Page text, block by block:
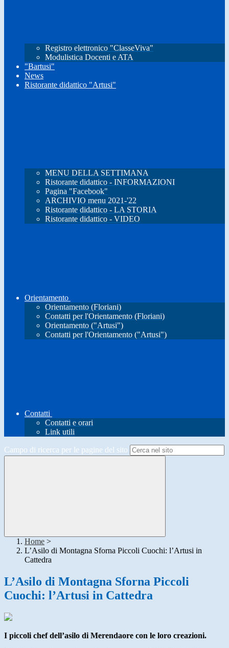
Registro elettronico "ClasseViva"
Modulistica Docenti e ATA
"Bartusi"
News
Ristorante didattico "Artusi"
MENU DELLA SETTIMANA
Ristorante didattico - INFORMAZIONI
Pagina "Facebook"
ARCHIVIO menu 2021-'22
Ristorante didattico - LA STORIA
Ristorante didattico - VIDEO
Orientamento
Orientamento (Floriani)
Contatti per l'Orientamento (Floriani)
Orientamento ("Artusi")
Contatti per l'Orientamento ("Artusi")
Contatti
Contatti e orari
Link utili
Campo di ricerca per le pagine del sito
Home >
L’Asilo di Montagna Sforna Piccoli Cuochi: l’Artusi in
Cattedra
L’Asilo di Montagna Sforna Piccoli
Cuochi: l’Artusi in Cattedra
I piccoli chef dell’asilo di Merendaore con le loro creazioni.